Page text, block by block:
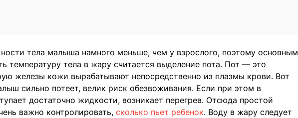
тела малыша намного меньше, чем у взрослого, поэтому основным
температуру тела в жару считается выделение пота. Пот — это
железы кожи вырабатывают непосредственно из плазмы крови. Вот
сильно потеет, велик риск обезвоживания. Если при этом в
достаточно жидкости, возникает перегрев. Отсюда простой
важно контролировать, сколько пьет ребенок. Воду в жару следует